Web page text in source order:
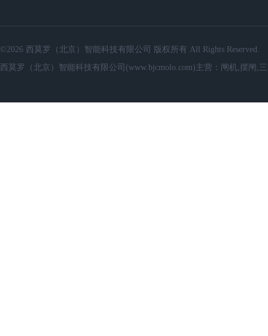
©2026 西莫罗（北京）智能科技有限公司 版权所有 All Rights Reserved.
西莫罗（北京）智能科技有限公司(www.bjcmolo.com)主营：闸机,摆闸,